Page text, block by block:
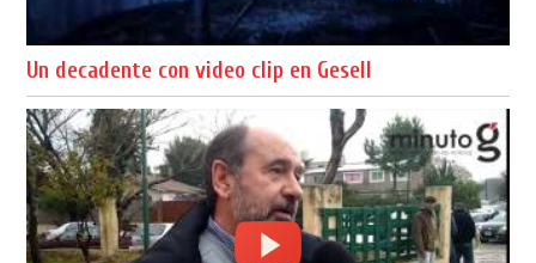
Un decadente con video clip en Gesell